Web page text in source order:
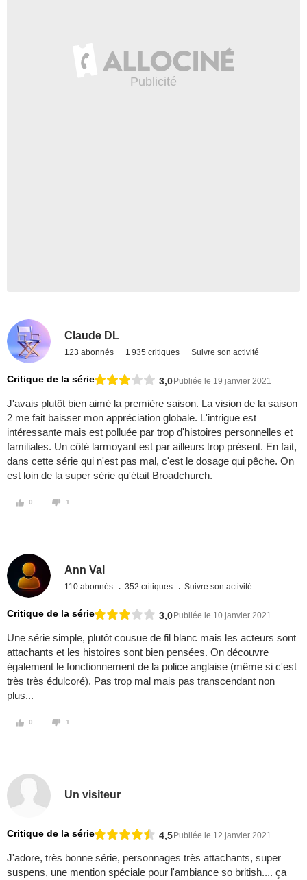
Claude DL
123 abonnés 1 935 critiques Suivre son activité
Critique de la série 3,0Publiée le 19 janvier 2021
J'avais plutôt bien aimé la première saison. La vision de la saison
2 me fait baisser mon appréciation globale. L'intrigue est
intéressante mais est polluée par trop d'histoires personnelles et
familiales. Un côté larmoyant est par ailleurs trop présent. En fait,
dans cette série qui n'est pas mal, c'est le dosage qui pêche. On
est loin de la super série qu'était Broadchurch.
0 1
Ann Val
110 abonnés 352 critiques Suivre son activité
Critique de la série 3,0Publiée le 10 janvier 2021
Une série simple, plutôt cousue de fil blanc mais les acteurs sont
attachants et les histoires sont bien pensées. On découvre
également le fonctionnement de la police anglaise (même si c'est
très très édulcoré). Pas trop mal mais pas transcendant non
plus...
0 1
Un visiteur
Critique de la série 4,5Publiée le 12 janvier 2021
J'adore, très bonne série, personnages très attachants, super
suspens, une mention spéciale pour l'ambiance so british.... ça